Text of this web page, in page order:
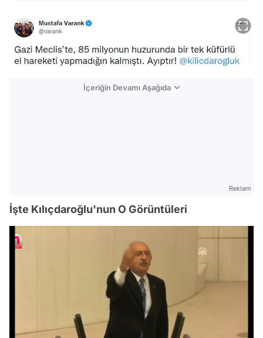
İçeriğin Devamı Aşağıda
Reklam
İşte Kılıçdaroğlu'nun O Görüntüleri